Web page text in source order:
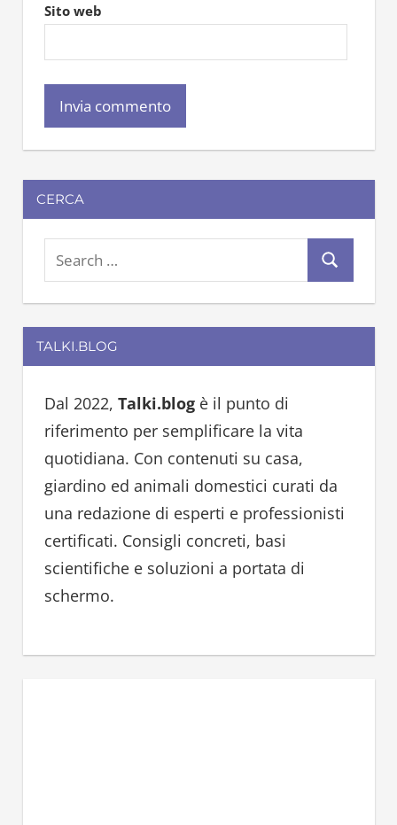
Sito web
CERCA
e
a
r
c
f
o
r
:
e
a
TALKI.BLOG
Dal 2022, Talki.blogè il punto di
riferimento per semplificare la vita
quotidiana. Con contenuti su casa,
giardino ed animali domestici curati da
una redazione di esperti e professionisti
certificati. Consigli concreti, basi
scientifiche e soluzioni a portata di
schermo.